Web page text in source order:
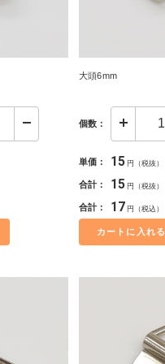
大頭6mm
個数：
単価： 15 円（税抜）
合計： 15 円（税抜）
合計： 17 円（税込）
カートに入れる